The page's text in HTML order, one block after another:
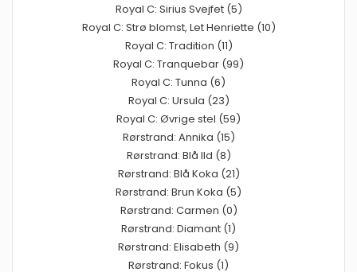
Royal C: Sirius Svejfet (5)
Royal C: Strø blomst, Let Henriette (10)
Royal C: Tradition (11)
Royal C: Tranquebar (99)
Royal C: Tunna (6)
Royal C: Ursula (23)
Royal C: Øvrige stel (59)
Rørstrand: Annika (15)
Rørstrand: Blå Ild (8)
Rørstrand: Blå Koka (21)
Rørstrand: Brun Koka (5)
Rørstrand: Carmen (0)
Rørstrand: Diamant (1)
Rørstrand: Elisabeth (9)
Rørstrand: Fokus (1)